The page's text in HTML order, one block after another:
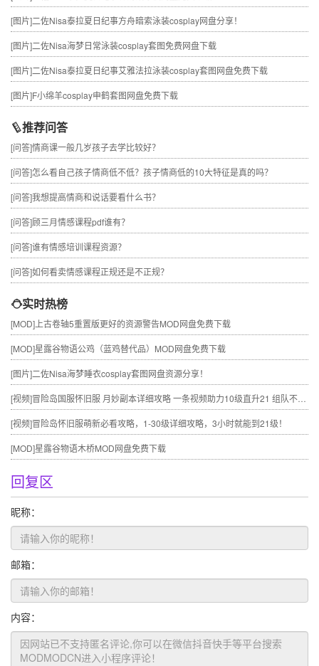
[图片]二佐Nisa泰拉夏日纪事方舟暗索泳装cosplay网盘分享！
[图片]二佐Nisa海梦日常泳装cosplay套图免费网盘下载
[图片]二佐Nisa泰拉夏日纪事艾雅法拉泳装cosplay套图网盘免费下载
[图片]F小绵羊cosplay申鹤套图网盘免费下载
推荐问答
[问答]情商课一般几岁孩子去学比较好？
[问答]怎么看自己孩子情商低不低？孩子情商低的10大特征是真的吗？
[问答]我想提高情商和说话要看什么书？
[问答]顾三月情感课程pdf谁有？
[问答]谁有情感培训课程资源？
[问答]如何看卖情感课程正规还是不正规？
实时热榜
[MOD] 上古卷轴5重置版更好的资源警告MOD网盘免费下载
[MOD]星露谷物语公鸡（蓝鸡替代品）MOD网盘免费下载
[图片]二佐Nisa海梦睡衣cosplay套图网盘资源分享！
[视频]冒险岛国服怀旧服 月妙副本详细攻略 一条视频助力10级直升21 组队不求人
[视频]冒险岛怀旧服萌新必看攻略，1-30级详细攻略，3小时就能到21级！
[MOD]星露谷物语木桥MOD网盘免费下载
回复区
昵称：
邮箱：
内容：